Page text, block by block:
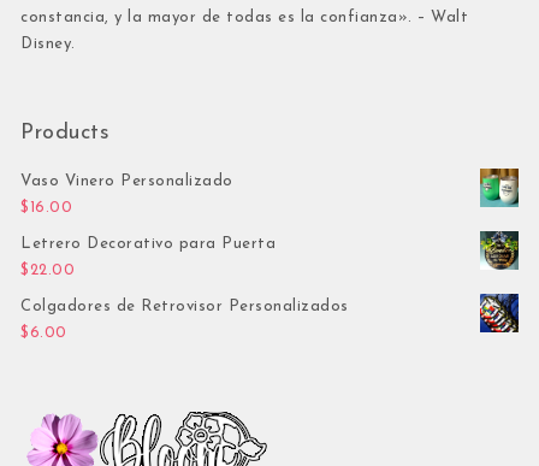
constancia, y la mayor de todas es la confianza». – Walt
Disney.
Products
Vaso Vinero Personalizado
$ 16.00
Letrero Decorativo para Puerta
$ 22.00
Colgadores de Retrovisor Personalizados
$6.00